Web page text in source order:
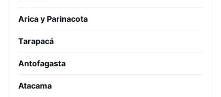
Arica y Parinacota
Tarapacá
Antofagasta
Atacama